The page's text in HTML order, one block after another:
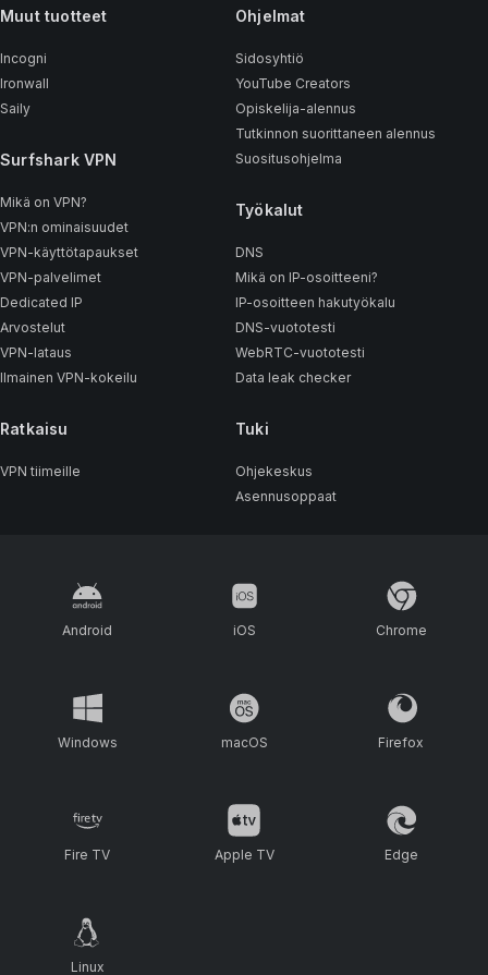
Muut tuotteet
Incogni
Ironwall
Saily
Surfshark VPN
Mikä on VPN?
VPN:n ominaisuudet
VPN-käyttötapaukset
VPN-palvelimet
Dedicated IP
Arvostelut
VPN-lataus
Ilmainen VPN-kokeilu
Ratkaisu
VPN tiimeille
Ohjelmat
Sidosyhtiö
YouTube Creators
Opiskelija-alennus
Tutkinnon suorittaneen alennus
Suositusohjelma
Työkalut
DNS
Mikä on IP-osoitteeni?
IP-osoitteen hakutyökalu
DNS-vuototesti
WebRTC-vuototesti
Data leak checker
Tuki
Ohjekeskus
Asennusoppaat
Android iOS Chrome
Windows macOS Firefox
Fire TV Apple TV Edge
Linux